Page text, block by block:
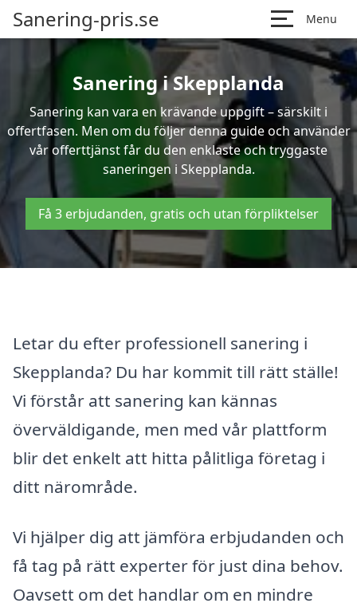
Sanering-pris.se Menu
Sanering i Skepplanda
Sanering kan vara en krävande uppgift – särskilt i
offertfasen. Men om du följer denna guide och använder
vår offerttjänst får du den enklaste och tryggaste
saneringen i Skepplanda.
Få 3 erbjudanden, gratis och utan förpliktelser
Letar du efter professionell sanering i
Skepplanda? Du har kommit till rätt ställe!
Vi förstår att sanering kan kännas
överväldigande, men med vår plattform
blir det enkelt att hitta pålitliga företag i
ditt närområde.
Vi hjälper dig att jämföra erbjudanden och
få tag på rätt experter för just dina behov.
Oavsett om det handlar om en mindre